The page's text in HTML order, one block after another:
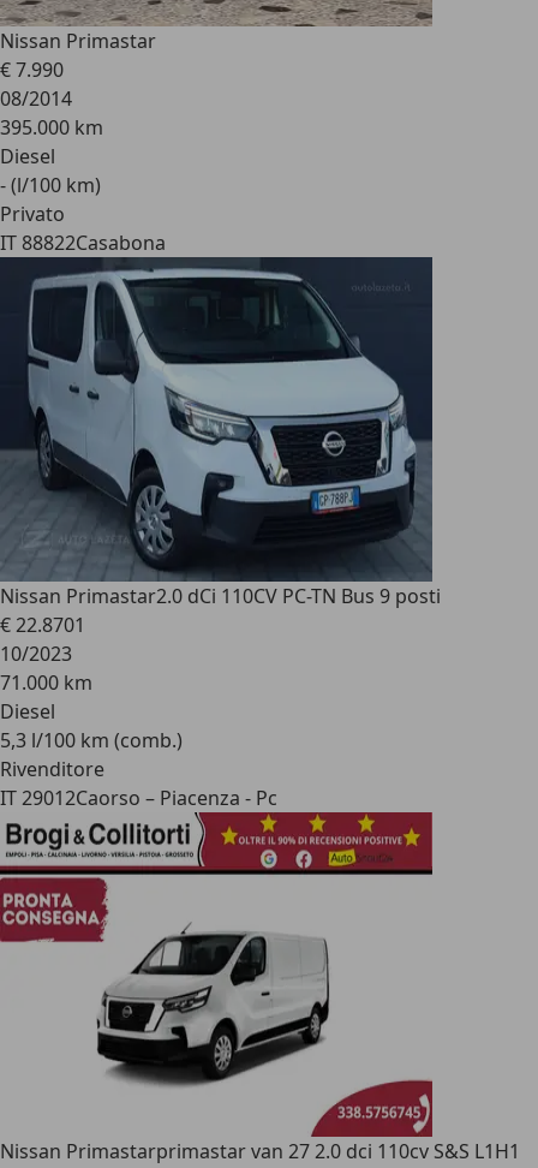
Nissan Primastar
€ 7.990
08/2014
395.000 km
Diesel
- (l/100 km)
Privato
IT 88822Casabona
Nissan Primastar2.0 dCi 110CV PC-TN Bus 9 posti
€ 22.8701
10/2023
71.000 km
Diesel
5,3 l/100 km (comb.)
Rivenditore
IT 29012Caorso – Piacenza - Pc
Nissan Primastarprimastar van 27 2.0 dci 110cv S&S L1H1